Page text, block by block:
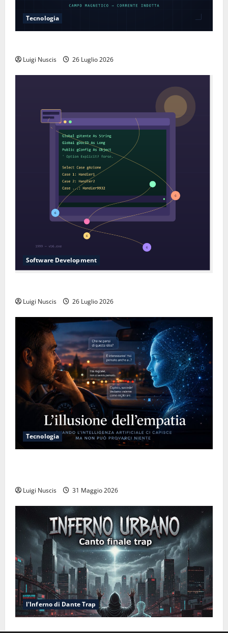
Tecnologia
Luigi Nuscis 26 Luglio 2026
Software Development
Luigi Nuscis 26 Luglio 2026
Tecnologia
Luigi Nuscis 31 Maggio 2026
l'Inferno di Dante Trap